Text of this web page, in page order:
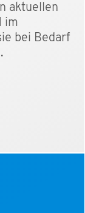
aktuellen
im
bei Bedarf